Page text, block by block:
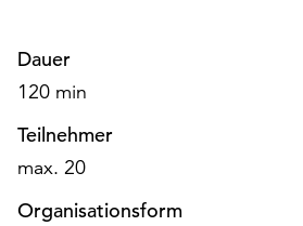
Ihnen
am
Ende
der
die
Schaltfläche
Dauer
120 min
Teilnehmer
max. 20
Organisationsform